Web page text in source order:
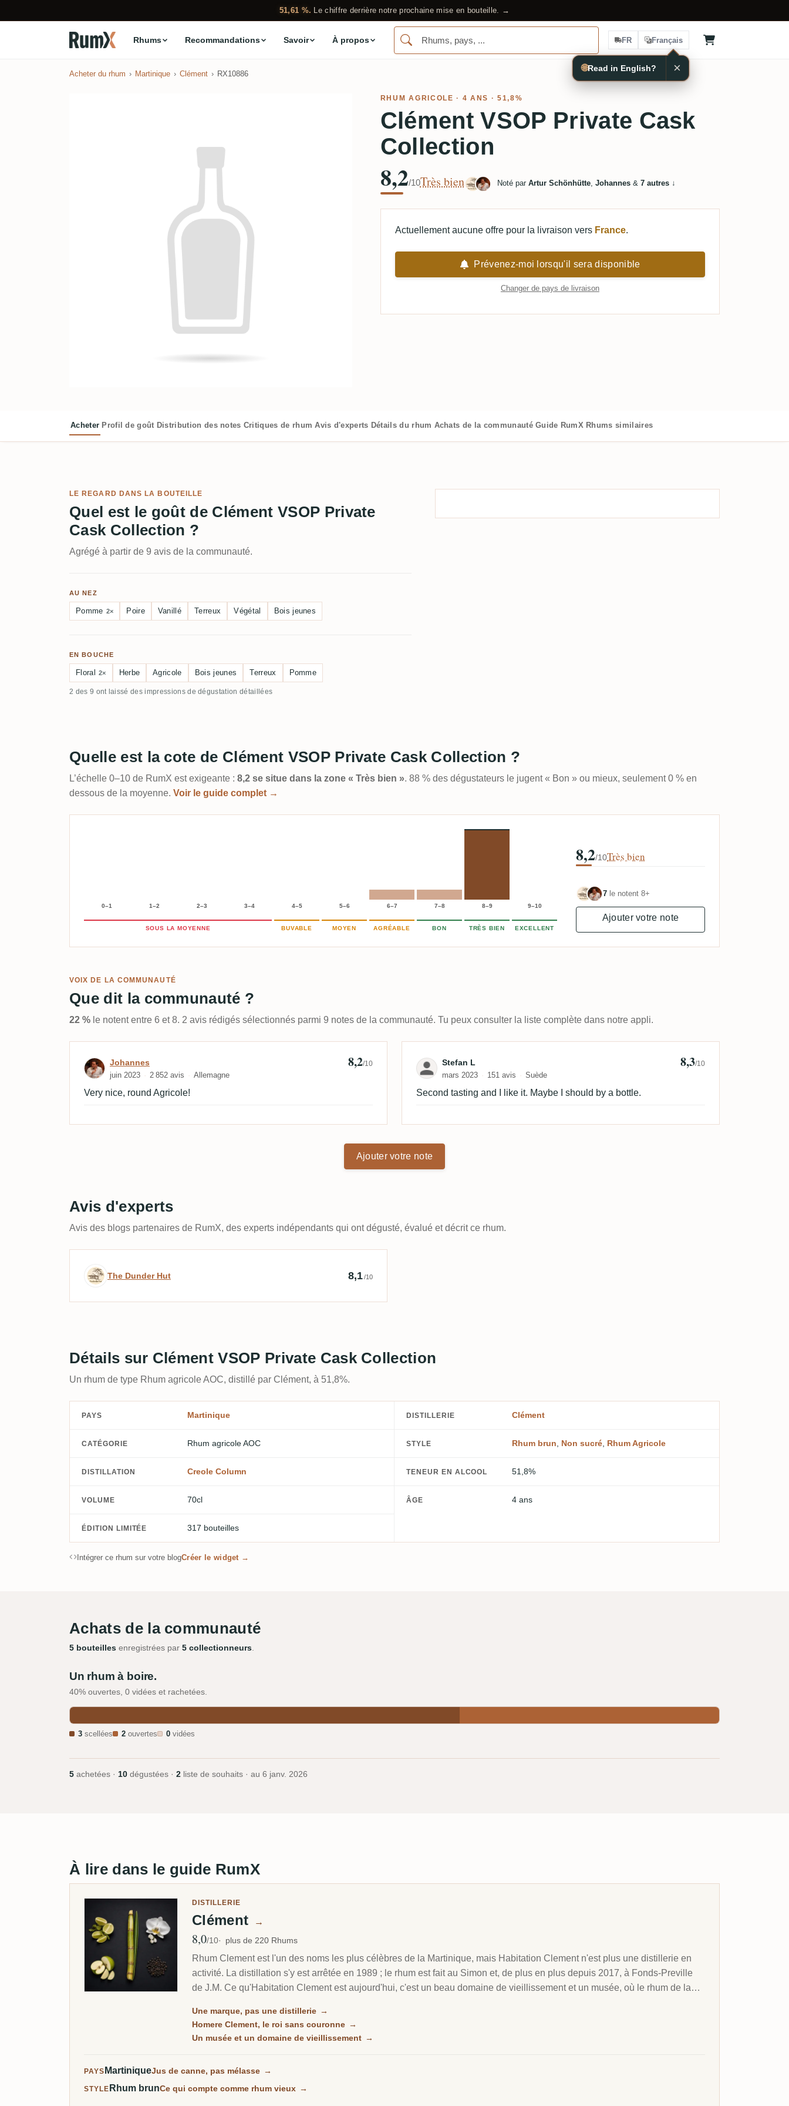
51,61 %. Le chiffre derrière notre prochaine mise en bouteille. →
Rhums Recommandations Savoir À propos FR Français
Acheter du rhum Martinique Clément RX10886
RHUM AGRICOLE · 4 ANS · 51,8%
Clément VSOP Private Cask
Collection
8,2/10Très bien Noté par Artur Schönhütte, Johannes& 7 autres↓
Actuellement aucune offre pour la livraison vers France.
Prévenez-moi lorsqu'il sera disponible
Changer de pays de livraison
Acheter Profil de goût Distribution des notes Critiques de rhum Avis d'experts Détails du rhum Achats de la communauté Guide RumX Rhums similaires
LE REGARD DANS LA BOUTEILLE
Quel est le goût de Clément VSOP Private
Cask Collection ?
Agrégé à partir de 9 avis de la communauté.
AU NEZ
Pomme 2× Poire Vanillé Terreux Végétal Bois jeunes
EN BOUCHE
Floral 2× Herbe Agricole Bois jeunes Terreux Pomme
2 des 9 ont laissé des impressions de dégustation détaillées
Quelle est la cote de Clément VSOP Private Cask Collection ?
L’échelle 0–10 de RumX est exigeante : 8,2 se situe dans la zone « Très bien ». 88 % des dégustateurs le jugent « Bon » ou mieux, seulement 0 % en
dessous de la moyenne. Voir le guide complet →
0–1 1–2 2–3 3–4 4–5 5–6 6–7 7–8 8–9 9–10
SOUS LA MOYENNE BUVABLE MOYEN AGRÉABLE BON TRÈS BIEN EXCELLENT
8,2/10Très bien
7 le notent 8+
Ajouter votre note
VOIX DE LA COMMUNAUTÉ
Que dit la communauté ?
22 % le notent entre 6 et 8. 2 avis rédigés sélectionnés parmi 9 notes de la communauté. Tu peux consulter la liste complète dans notre appli.
Avis de Johannes
Johannes
juin 2023 2 852 avis Allemagne
8,2/10
Very nice, round Agricole!
Avis de Stefan L
Stefan L
mars 2023 151 avis Suède
8,3/10
Second tasting and I like it. Maybe I should by a bottle.
Ajouter votre note
Avis d'experts
Avis des blogs partenaires de RumX, des experts indépendants qui ont dégusté, évalué et décrit ce rhum.
Avis d’expert par The Dunder Hut
The Dunder Hut 8,1/10
Détails sur Clément VSOP Private Cask Collection
Un rhum de type Rhum agricole AOC, distillé par Clément, à 51,8%.
PAYS Martinique DISTILLERIE Clément
CATÉGORIE Rhum agricole AOC STYLE Rhum brun Non sucré Rhum Agricole
DISTILLATION Creole Column TENEUR EN ALCOOL 51,8%
VOLUME 70cl ÂGE 4 ans
ÉDITION LIMITÉE 317 bouteilles
Intégrer ce rhum sur votre blogCréer le widget →
Achats de la communauté
5 bouteilles enregistrées par 5 collectionneurs
Un rhum à boire.
40% ouvertes, 0 vidées et rachetées.
3 scellées 2 ouvertes 0 vidées
5 achetées · 10 dégustées · 2 liste de souhaits · au 6 janv. 2026
À lire dans le guide RumX
DISTILLERIE
Clément →
Note moyenne
8,0/10 plus de 220 Rhums
Rhum Clement est l'un des noms les plus célèbres de la Martinique, mais Habitation Clement n'est plus une distillerie en
activité. La distillation s'y est arrêtée en 1989 ; le rhum est fait au Simon et, de plus en plus depuis 2017, à Fonds-Preville
de J.M. Ce qu'Habitation Clement est aujourd'hui, c'est un beau domaine de vieillissement et un musée, où le rhum de la
Une marque, pas une distillerie →
Homere Clement, le roi sans couronne →
Un musée et un domaine de vieillissement →
PAYS MartiniqueJus de canne, pas mélasse →
STYLE Rhum brunCe qui compte comme rhum vieux →
🌐Read in English? ×